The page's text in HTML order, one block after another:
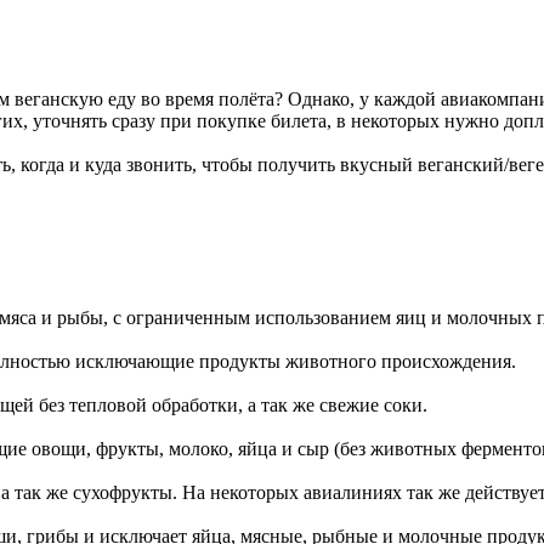
еду во время полёта? Однако, у каждой
уточнять сразу при покупке билета, в некоторых нужно
когда и куда звонить, чтобы получить вкусный веганский/
и рыбы, с ограниченным использованием яиц и молочных
исключающие продукты животного происхождения.
без тепловой обработки, а так же свежие соки.
овощи, фрукты, молоко, яйца и сыр (без животных
же сухофрукты. На некоторых авиалиниях так же
грибы и исключает яйца, мясные, рыбные и молочные